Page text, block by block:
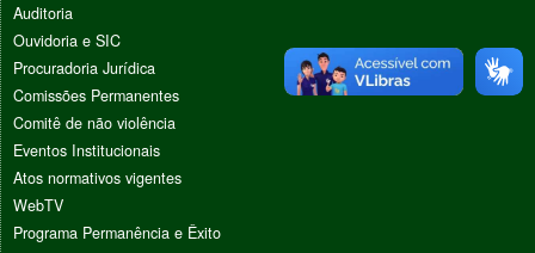
Auditoria
Ouvidoria e SIC
Procuradoria Jurídica
Comissões Permanentes
Comitê de não violência
Eventos Institucionais
Atos normativos vigentes
WebTV
Programa Permanência e Êxito